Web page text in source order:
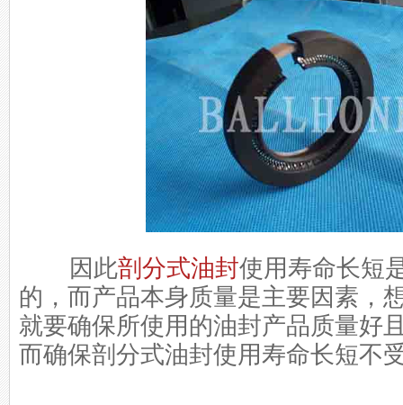
因此剖分式油封使用寿命长短
的，而产品本身质量是主要因素，
就要确保所使用的油封产品质量好
而确保剖分式油封使用寿命长短不